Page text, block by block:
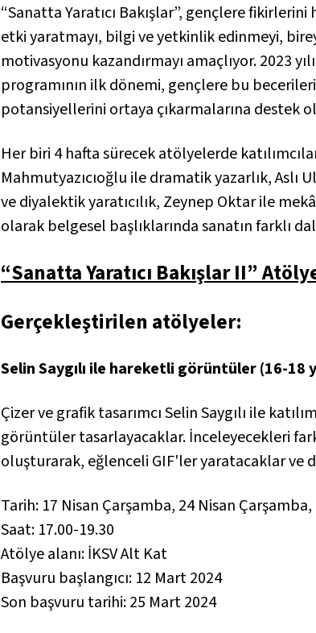
“Sanatta Yaratıcı Bakışlar”, gençlere
etki yaratmayı, bilgi ve yetkinlik edinmeyi,
motivasyonu kazandırmayı amaçlıyor. 2023
programının ilk dönemi, gençlere bu
potansiyellerini ortaya çıkarmalarına destek
Her biri 4 hafta sürecek atölyelerde
Mahmutyazıcıoğlu ile dramatik yazarlık,
ve diyalektik yaratıcılık, Zeynep Oktar ile
olarak belgesel başlıklarında sanatın farklı
“Sanatta Yaratıcı Bakışlar II”
Gerçekleştirilen atölyeler:
Selin Saygılı ile hareketli görüntüler (16-18
Çizer ve grafik tasarımcı Selin Saygılı ile
görüntüler tasarlayacaklar. İnceleyecekleri
oluşturarak, eğlenceli GIF'ler yaratacaklar ve
Tarih: 17 Nisan Çarşamba, 24 Nisan
Saat: 17.00-19.30
Atölye alanı: İKSV Alt Kat
Başvuru başlangıcı: 12 Mart 2024
Son başvuru tarihi: 25 Mart 2024